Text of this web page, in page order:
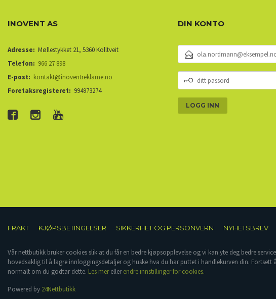
INOVENT AS
Adresse: Møllestykket 21, 5360 Kolltveit
Telefon: 966 27 898
E-post: kontakt@inoventreklame.no
Foretaksregisteret: 994973274
DIN KONTO
POSTADRESSE
PASSORD
FRAKT KJØPSBETINGELSER SIKKERHET OG PERSONVERN NYHETSBREV
Vår nettbutikk bruker cookies slik at du får en bedre kjøpsopplevelse og vi kan yte deg bedre
hovedsaklig til å lagre innloggingsdetaljer og huske hva du har puttet i handlekurven din. Fortsett
normalt om du godtar dette. Les merellerendre innstillinger for cookies.
Powered by 24Nettbutikk